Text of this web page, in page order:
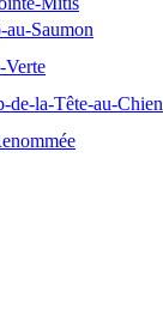
au-Saumon
Verte
de-la-Tête-au-Chien